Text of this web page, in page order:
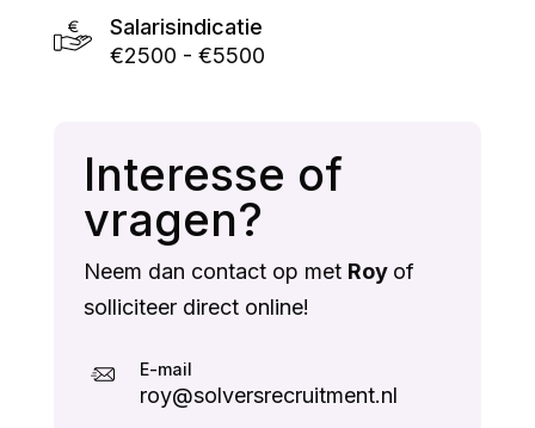
Salarisindicatie
€2500 - €5500
Interesse of
vragen?
Neem dan contact op met Roy of
solliciteer direct online!
E-mail
roy@solversrecruitment.nl